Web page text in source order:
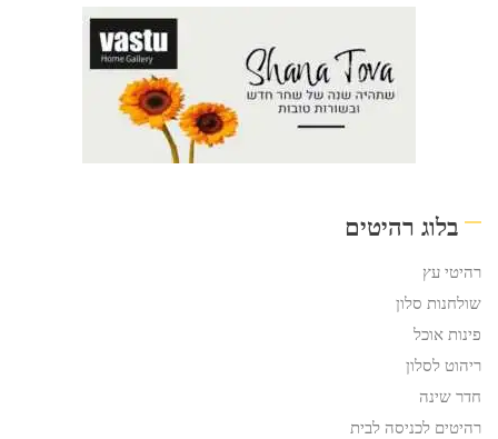
בלוג רהיטים
רהיטי עץ
שולחנות סלון
פינות אוכל
ריהוט לסלון
חדר שינה
רהיטים לכניסה לבית